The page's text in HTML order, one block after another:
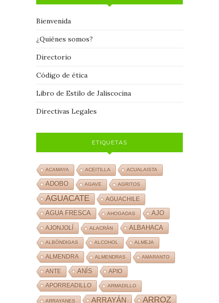
Bienvenida
¿Quiénes somos?
Directorio
Código de ética
Libro de Estilo de Jaliscocina
Directivas Legales
ETIQUETAS
ACAMAYA ACEITILLA ACUALAISTA
ADOBO AGAVE AGRITOS
AGUACATE AGUACHILE
AGUA FRESCA AHOGADAS AJO
AJONJOLÍ ALACRÁN ALBAHACA
ALBÓNDIGAS ALCOHOL ALMEJA
ALMENDRA ALMENDRAS AMARANTO
ANTE ANÍS APIO
APORREADILLO ARMADILLO
ARRAYANES ARRAYÁN ARROZ